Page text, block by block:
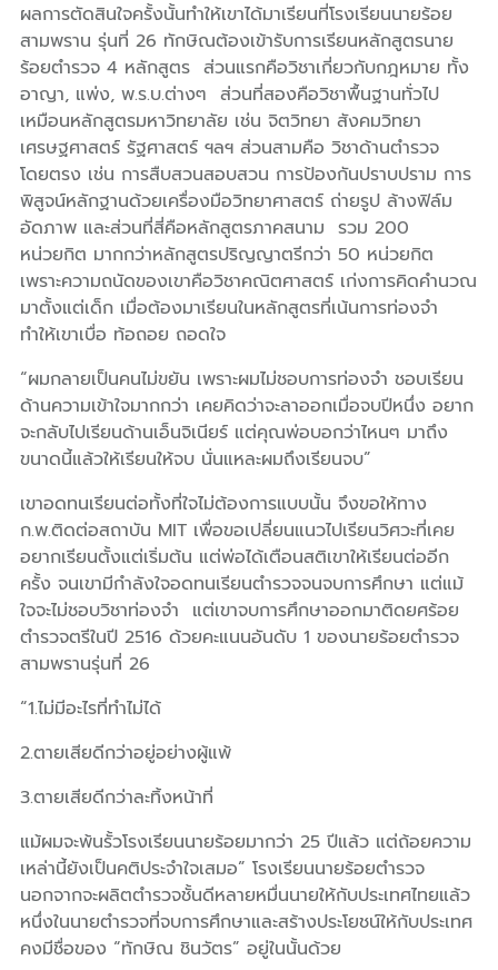
ผลการตัดสินใจครั้งนั้นทำให้เขาได้มาเรียนที่โรงเรียนนายร้อย
สามพราน รุ่นที่ 26 ทักษิณต้องเข้ารับการเรียนหลักสูตรนาย
ร้อยตำรวจ 4 หลักสูตร ส่วนแรกคือวิชาเกี่ยวกับกฎหมาย ทั้ง
อาญา, แพ่ง, พ.ร.บ.ต่างๆ ส่วนที่สองคือวิชาพื้นฐานทั่วไป
เหมือนหลักสูตรมหาวิทยาลัย เช่น จิตวิทยา สังคมวิทยา
เศรษฐศาสตร์ รัฐศาสตร์ ฯลฯ ส่วนสามคือ วิชาด้านตำรวจ
โดยตรง เช่น การสืบสวนสอบสวน การป้องกันปราบปราม การ
พิสูจน์หลักฐานด้วยเครื่องมือวิทยาศาสตร์ ถ่ายรูป ล้างฟิล์ม
อัดภาพ และส่วนที่สี่คือหลักสูตรภาคสนาม รวม 200
หน่วยกิต มากกว่าหลักสูตรปริญญาตรีกว่า 50 หน่วยกิต
เพราะความถนัดของเขาคือวิชาคณิตศาสตร์ เก่งการคิดคำนวณ
มาตั้งแต่เด็ก เมื่อต้องมาเรียนในหลักสูตรที่เน้นการท่องจำ
ทำให้เขาเบื่อ ท้อถอย ถอดใจ
“ผมกลายเป็นคนไม่ขยัน เพราะผมไม่ชอบการท่องจำ ชอบเรียน
ด้านความเข้าใจมากกว่า เคยคิดว่าจะลาออกเมื่อจบปีหนึ่ง อยาก
จะกลับไปเรียนด้านเอ็นจิเนียร์ แต่คุณพ่อบอกว่าไหนๆ มาถึง
ขนาดนี้แล้วให้เรียนให้จบ นั่นแหละผมถึงเรียนจบ”
เขาอดทนเรียนต่อทั้งที่ใจไม่ต้องการแบบนั้น จึงขอให้ทาง
ก.พ.ติดต่อสถาบัน MIT เพื่อขอเปลี่ยนแนวไปเรียนวิศวะที่เคย
อยากเรียนตั้งแต่เริ่มต้น แต่พ่อได้เตือนสติเขาให้เรียนต่ออีก
ครั้ง จนเขามีกำลังใจอดทนเรียนตำรวจจนจบการศึกษา แต่แม้
ใจจะไม่ชอบวิชาท่องจำ แต่เขาจบการศึกษาออกมาติดยศร้อย
ตำรวจตรีในปี 2516 ด้วยคะแนนอันดับ 1 ของนายร้อยตำรวจ
สามพรานรุ่นที่ 26
“1.ไม่มีอะไรที่ทำไม่ได้
2.ตายเสียดีกว่าอยู่อย่างผู้แพ้
3.ตายเสียดีกว่าละทิ้งหน้าที่
แม้ผมจะพ้นรั้วโรงเรียนนายร้อยมากว่า 25 ปีแล้ว แต่ถ้อยความ
เหล่านี้ยังเป็นคติประจำใจเสมอ” โรงเรียนนายร้อยตำรวจ
นอกจากจะผลิตตำรวจชั้นดีหลายหมื่นนายให้กับประเทศไทยแล้ว
หนึ่งในนายตำรวจที่จบการศึกษาและสร้างประโยชน์ให้กับประเทศ
คงมีชื่อของ “ทักษิณ ชินวัตร” อยู่ในนั้นด้วย